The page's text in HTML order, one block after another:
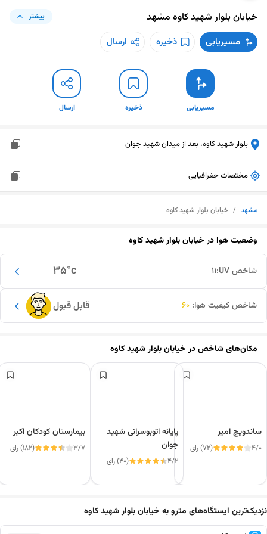
خیابان بلوار شهید کاوه مشهد بیشتر
مسیریابی ذخیره ارسال
مسیریابی ذخیره ارسال
بلوار شهید کاوه، بعد از میدان شهید جوان
مختصات جغرافیایی
مشهد / خیابان بلوار شهید کاوه
وضعیت هوا درخیابان بلوار شهید کاوه
35°c شاخص UV: 11
قابل قبول شاخص کیفیت هوا: 60
مکان‌های شاخص درخیابان بلوار شهید کاوه
ساندویچ امیر
4/0 (72) رای
پایانه اتوبوسرانی شهید
جوان
4/2 (40) رای
بیمارستان کودکان اکبر
3/7 (182) رای
نزدیک‌ترین ایستگاه‌های مترو به خیابان بلوار شهید کاوه
این دور و بر